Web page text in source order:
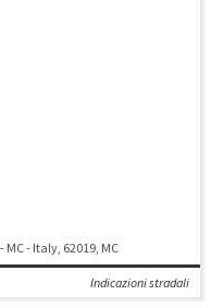
- Italy, 62019, MC
Indicazioni stradali